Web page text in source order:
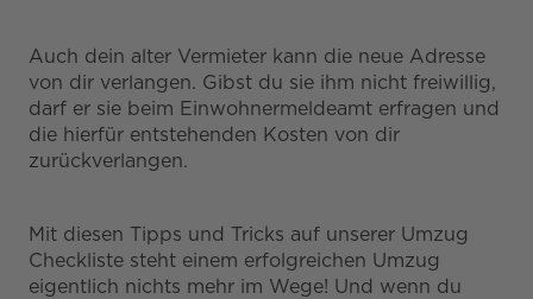
Auch dein alter Vermieter kann die neue Adresse
von dir verlangen. Gibst du sie ihm nicht freiwillig,
darf er sie beim Einwohnermeldeamt erfragen und
die hierfür entstehenden Kosten von dir
zurückverlangen.
Mit diesen Tipps und Tricks auf unserer Umzug
Checkliste steht einem erfolgreichen Umzug
eigentlich nichts mehr im Wege! Und wenn du